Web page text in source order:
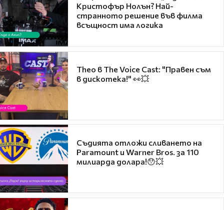
Кристофър Нолън? Най-
странното решение във филма
всъщност има логика
Theo в The Voice Cast: "Правен съм
в дискотека!" 👀💥
Съдията отложи сливането на
Paramount и Warner Bros. за 110
милиарда долара!😯💥